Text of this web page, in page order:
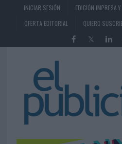
INICIAR SESIÓN EDICIÓN IMPRESA Y
OFERTA EDITORIAL
QUIERO